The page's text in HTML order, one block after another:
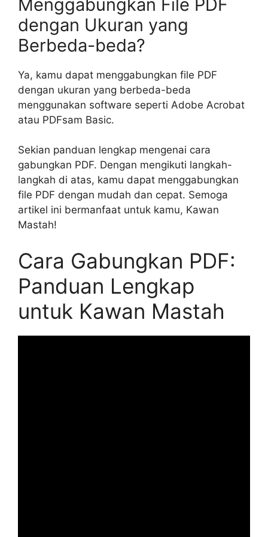
Menggabungkan File PDF
dengan Ukuran yang
Berbeda-beda?
Ya, kamu dapat menggabungkan file PDF
dengan ukuran yang berbeda-beda
menggunakan software seperti Adobe Acrobat
atau PDFsam Basic.
Sekian panduan lengkap mengenai cara
gabungkan PDF. Dengan mengikuti langkah-
langkah di atas, kamu dapat menggabungkan
file PDF dengan mudah dan cepat. Semoga
artikel ini bermanfaat untuk kamu, Kawan
Mastah!
Cara Gabungkan PDF:
Panduan Lengkap
untuk Kawan Mastah